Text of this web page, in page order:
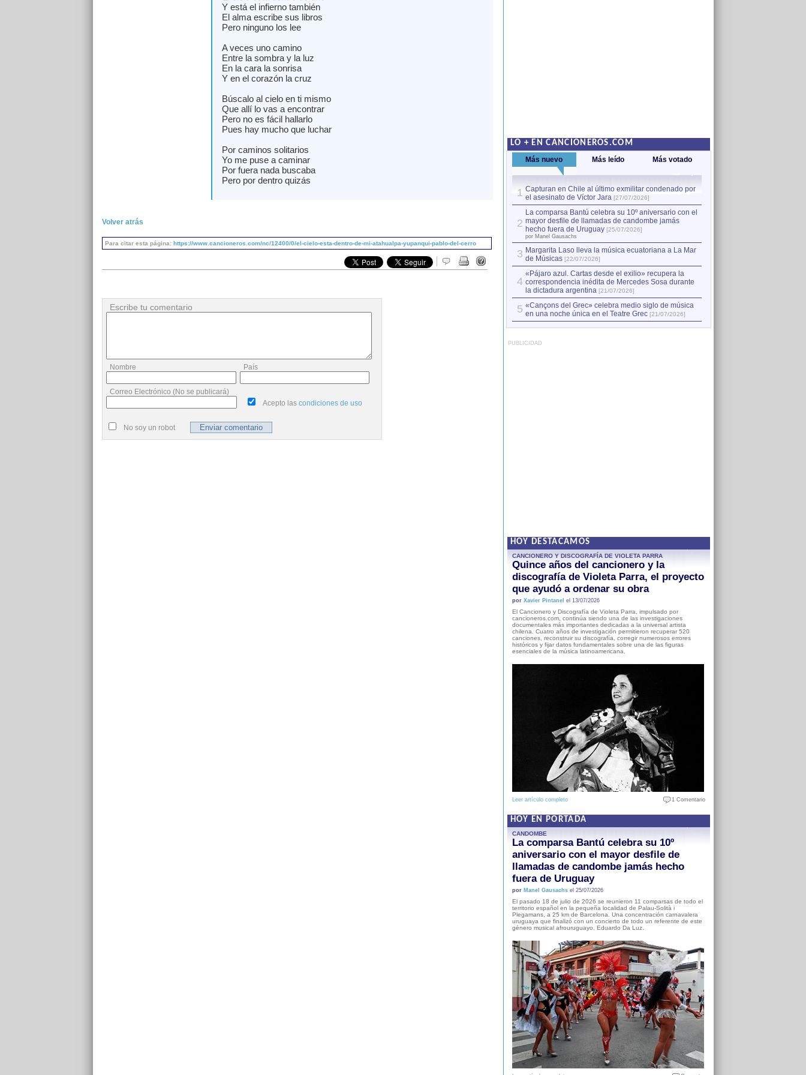
Y está el infierno también
El alma escribe sus libros
Pero ninguno los lee
A veces uno camino
Entre la sombra y la luz
En la cara la sonrisa
Y en el corazón la cruz
Búscalo al cielo en ti mismo
Que allí lo vas a encontrar
Pero no es fácil hallarlo
Pues hay mucho que luchar
Por caminos solitarios
Yo me puse a caminar
Por fuera nada buscaba
Pero por dentro quizás
Volver atrás
Para citar esta página: https://www.cancioneros.com/nc/12400/0/el-cielo-esta-dentro-de-mi-atahualpa-yupanqui-pablo-del-cerro
Escribe tu comentario
Nombre País
Correo Electrónico (No se publicará)
Acepto las condiciones de uso
No soy un robot
LO + EN CANCIONEROS.COM
Más nuevo Más leído Más votado
1 Capturan en Chile al último exmilitar condenado por
el asesinato de Víctor Jara [27/07/2026]
2
La comparsa Bantú celebra su 10º aniversario con el
mayor desfile de llamadas de candombe jamás
hecho fuera de Uruguay [25/07/2026]
por Manel Gausachs
3 Margarita Laso lleva la música ecuatoriana a La Mar
de Músicas [22/07/2026]
4
«Pájaro azul. Cartas desde el exilio» recupera la
correspondencia inédita de Mercedes Sosa durante
la dictadura argentina [21/07/2026]
5 «Cançons del Grec» celebra medio siglo de música
en una noche única en el Teatre Grec [21/07/2026]
PUBLICIDAD
HOY DESTACAMOS
CANCIONERO Y DISCOGRAFÍA DE VIOLETA PARRA
Quince años del cancionero y la
discografía de Violeta Parra, el proyecto
que ayudó a ordenar su obra
por Xavier Pintanel el 13/07/2026
El Cancionero y Discografía de Violeta Parra, impulsado por
cancioneros.com, continúa siendo una de las investigaciones
documentales más importantes dedicadas a la universal artista
chilena. Cuatro años de investigación permitieron recuperar 520
canciones, reconstruir su discografía, corregir numerosos errores
históricos y fijar datos fundamentales sobre una de las figuras
esenciales de la música latinoamericana.
Leer artículo completo 1 Comentario
HOY EN PORTADA
CANDOMBE
La comparsa Bantú celebra su 10º
aniversario con el mayor desfile de
llamadas de candombe jamás hecho
fuera de Uruguay
por Manel Gausachsel 25/07/2026
El pasado 18 de julio de 2026 se reunieron 11 comparsas de todo el
territorio español en la pequeña localidad de Palau-Solità i
Plegamans, a 25 km de Barcelona. Una concentración carnavalera
uruguaya que finalizó con un concierto de todo un referente de este
género musical afrouruguayo, Eduardo Da Luz.